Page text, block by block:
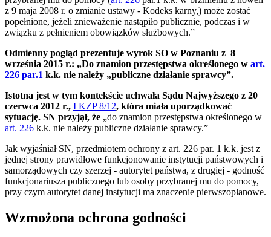
z 9 maja 2008 r. o zmianie ustawy - Kodeks karny,) może zostać
popełnione, jeżeli znieważenie nastąpiło publicznie, podczas i w
związku z pełnieniem obowiązków służbowych.”
Odmienny pogląd prezentuje wyrok SO w Poznaniu z 8
września 2015 r.: „Do znamion przestępstwa określonego w art.
226 par.1 k.k. nie należy „publiczne działanie sprawcy”.
Istotna jest w tym kontekście uchwała Sądu Najwyższego z 20
czerwca 2012 r., I KZP 8/12, która miała uporządkować
sytuację. SN przyjął, że „do znamion przestępstwa określonego w
art. 226 k.k. nie należy publiczne działanie sprawcy.”
Jak wyjaśniał SN, przedmiotem ochrony z art. 226 par. 1 k.k. jest z
jednej strony prawidłowe funkcjonowanie instytucji państwowych i
samorządowych czy szerzej - autorytet państwa, z drugiej - godność
funkcjonariusza publicznego lub osoby przybranej mu do pomocy,
przy czym autorytet danej instytucji ma znaczenie pierwszoplanowe.
Wzmożona ochrona godności